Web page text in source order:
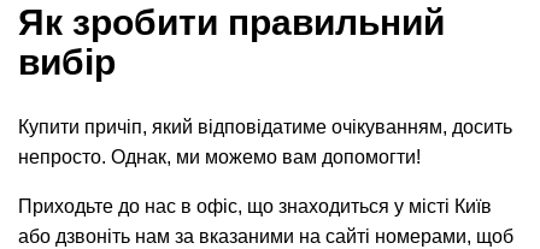
Як зробити правильний
вибір
Купити причіп, який відповідатиме очікуванням, досить
непросто. Однак, ми можемо вам допомогти!
Приходьте до нас в офіс, що знаходиться у місті Київ
або дзвоніть нам за вказаними на сайті номерами, щоб